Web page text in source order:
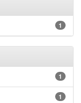
1
1
1